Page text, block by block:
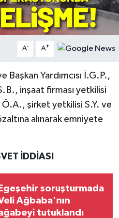
A- A+
Yardımcısı İ.G.P.,
inşaat firması yetkilisi
şirket yetkilisi S.Y. ve
alınarak emniyete
İDDİASI
Egeşehir soruşturmada
Ağbaba'nın
tutuklandı